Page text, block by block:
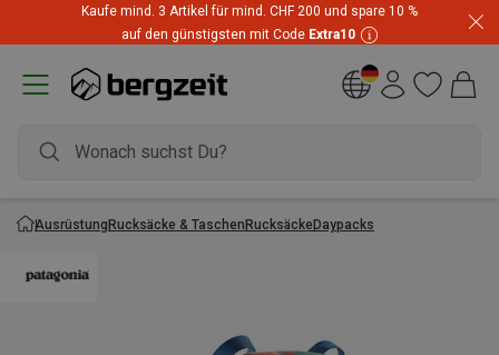
Highlights zum unschlagbaren Preis! Bis zu -60 % im
Summer Sale
Kaufe mind. 3 Artikel für mind. CHF 200 und spare 10 %
auf den günstigsten mit Code Extra10
AusrüstungRucksäcke & TaschenRucksäckeDaypacks